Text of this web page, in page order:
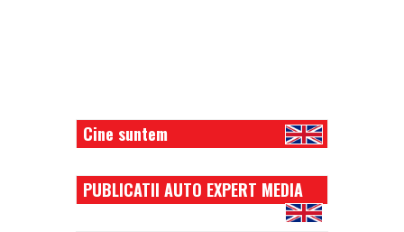
Cine suntem
PUBLICATII AUTO EXPERT MEDIA